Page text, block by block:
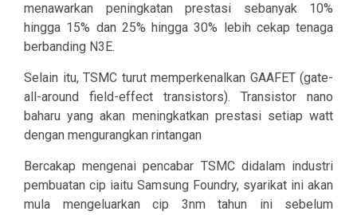
menawarkan peningkatan prestasi sebanyak 10%
hingga 15% dan 25% hingga 30% lebih cekap tenaga
berbanding N3E.
Selain itu, TSMC turut memperkenalkan GAAFET (gate-
all-around field-effect transistors). Transistor nano
baharu yang akan meningkatkan prestasi setiap watt
dengan mengurangkan rintangan
Bercakap mengenai pencabar TSMC didalam industri
pembuatan cip iaitu Samsung Foundry, syarikat ini akan
mula mengeluarkan cip 3nm tahun ini sebelum